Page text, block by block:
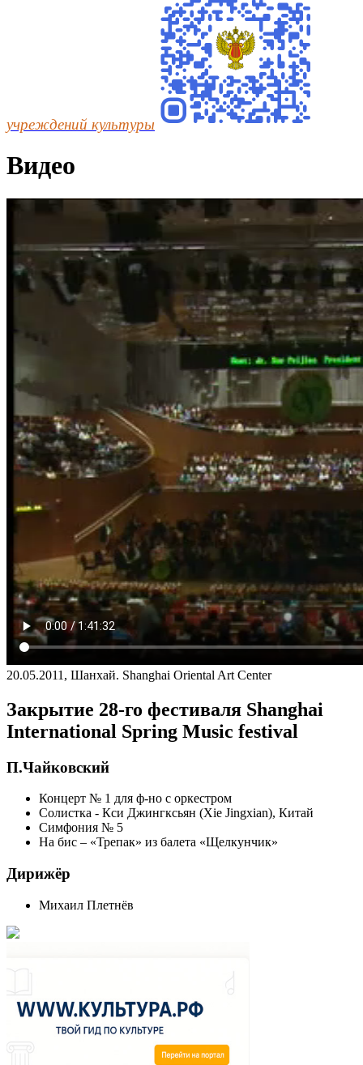
учреждений культуры
Видео
20.05.2011, Шанхай. Shanghai Oriental Art Center
Закрытие 28-го фестиваля Shanghai
International Spring Music festival
П.Чайковский
Концерт № 1 для ф-но с оркестром
Солистка - Кси Джингксьян (Xie Jingxian), Китай
Симфония № 5
На бис – «Трепак» из балета «Щелкунчик»
Дирижёр
Михаил Плетнёв